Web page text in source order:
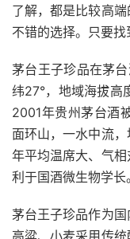
了解，都是比较高
不错的选择。只要找
茅台王子珍品在茅
纬27°，地域海拔高
2001年贵州茅台酒
面环山，一水中流，
年平均温席大、气
利于国酒微生物学长。
茅台王子珍品作为